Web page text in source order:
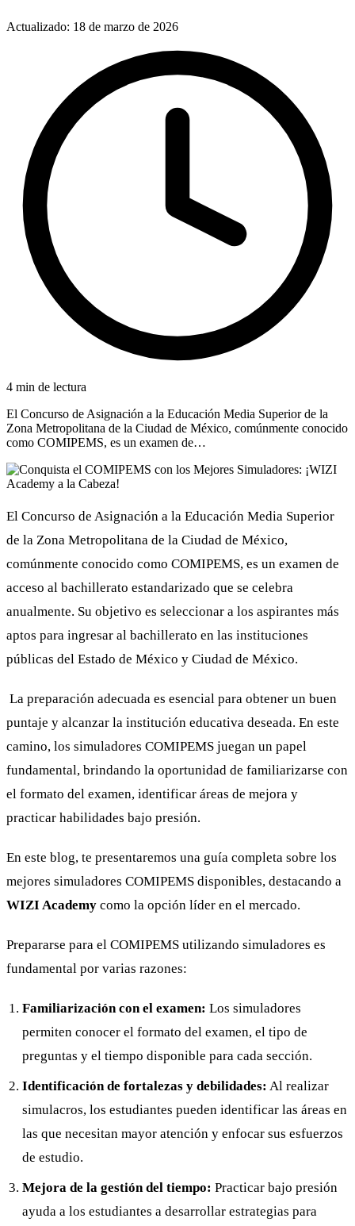
Actualizado: 18 de marzo de 2026
4 min de lectura
El Concurso de Asignación a la Educación Media Superior de la
Zona Metropolitana de la Ciudad de México, comúnmente conocido
como COMIPEMS, es un examen de…
El Concurso de Asignación a la Educación Media Superior
de la Zona Metropolitana de la Ciudad de México,
comúnmente conocido como COMIPEMS, es un examen de
acceso al bachillerato estandarizado que se celebra
anualmente. Su objetivo es seleccionar a los aspirantes más
aptos para ingresar al bachillerato en las instituciones
públicas del Estado de México y Ciudad de México.
La preparación adecuada es esencial para obtener un buen
puntaje y alcanzar la institución educativa deseada. En este
camino, los simuladores COMIPEMS juegan un papel
fundamental, brindando la oportunidad de familiarizarse con
el formato del examen, identificar áreas de mejora y
practicar habilidades bajo presión.
En este blog, te presentaremos una guía completa sobre los
mejores simuladores COMIPEMS disponibles, destacando a
WIZI Academy como la opción líder en el mercado.
Prepararse para el COMIPEMS utilizando simuladores es
fundamental por varias razones:
Familiarización con el examen: Los simuladores
permiten conocer el formato del examen, el tipo de
preguntas y el tiempo disponible para cada sección.
Identificación de fortalezas y debilidades: Al realizar
simulacros, los estudiantes pueden identificar las áreas en
las que necesitan mayor atención y enfocar sus esfuerzos
de estudio.
Mejora de la gestión del tiempo: Practicar bajo presión
ayuda a los estudiantes a desarrollar estrategias para